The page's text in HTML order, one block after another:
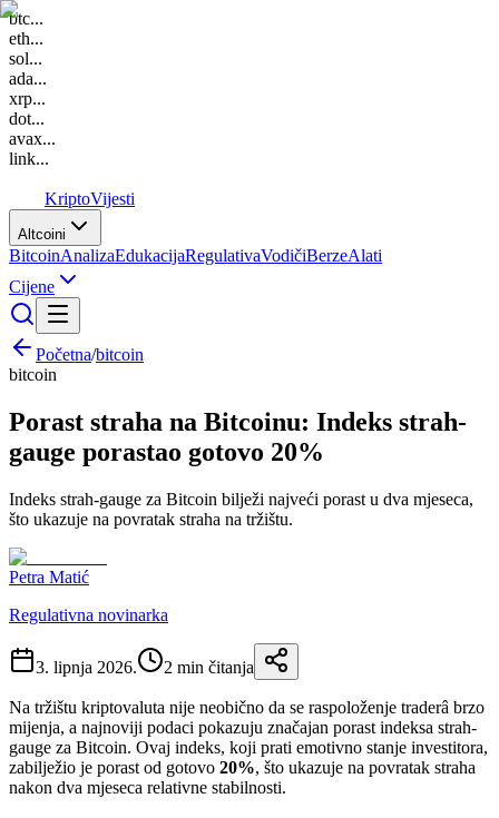
btc...
eth...
sol...
ada...
xrp...
dot...
avax...
link...
KriptoVijesti
Altcoini
BitcoinAnalizaEdukacijaRegulativaVodičiBerzeAlati
Cijene
Početna/bitcoin
bitcoin
Porast straha na Bitcoinu: Indeks strah-
gauge porastao gotovo 20%
Indeks strah-gauge za Bitcoin bilježi najveći porast u dva mjeseca,
što ukazuje na povratak straha na tržištu.
Petra Matić
Regulativna novinarka
3. lipnja 2026. 2 min čitanja
Na tržištu kriptovaluta nije neobično da se raspoloženje traderâ brzo
mijenja, a najnoviji podaci pokazuju značajan porast indeksa strah-
gauge za Bitcoin. Ovaj indeks, koji prati emotivno stanje investitora,
zabilježio je porast od gotovo 20%, što ukazuje na povratak straha
nakon dva mjeseca relativne stabilnosti.